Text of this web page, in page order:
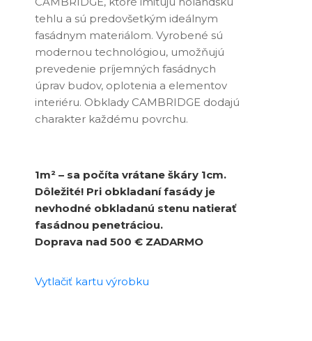
tehlu a sú predovšetkým ideálnym
fasádnym materiálom. Vyrobené sú
modernou technológiou, umožňujú
prevedenie príjemných fasádnych
úprav budov, oplotenia a elementov
interiéru. Obklady CAMBRIDGE dodajú
charakter každému povrchu.
1m² – sa počíta vrátane škáry 1cm.
Dôležité! Pri obkladaní fasády je
nevhodné obkladanú stenu natierať
fasádnou penetráciou.
Doprava nad 500 € ZADARMO
Vytlačiť kartu výrobku